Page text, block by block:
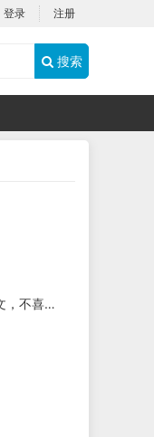
登录 注册
搜索
交换女儿之性虐晚会【重口味幼文，不喜者勿入】